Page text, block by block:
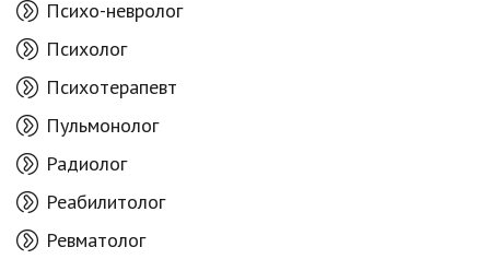
Психо-невролог
Психолог
Психотерапевт
Пульмонолог
Радиолог
Реабилитолог
Ревматолог